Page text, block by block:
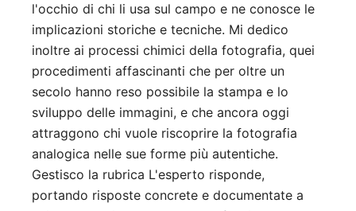
l'occhio di chi li usa sul campo e ne conosce le
implicazioni storiche e tecniche. Mi dedico
inoltre ai processi chimici della fotografia, quei
procedimenti affascinanti che per oltre un
secolo hanno reso possibile la stampa e lo
sviluppo delle immagini, e che ancora oggi
attraggono chi vuole riscoprire la fotografia
analogica nelle sue forme più autentiche.
Gestisco la rubrica L'esperto risponde,
portando risposte concrete e documentate a